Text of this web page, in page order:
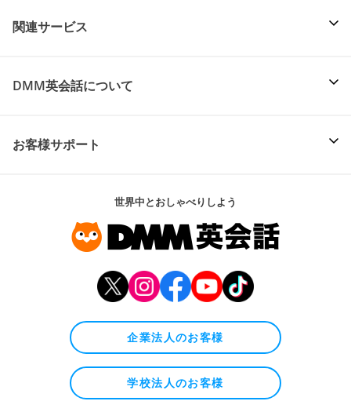
関連サービス
DMM英会話について
お客様サポート
世界中とおしゃべりしよう
企業法人のお客様
学校法人のお客様